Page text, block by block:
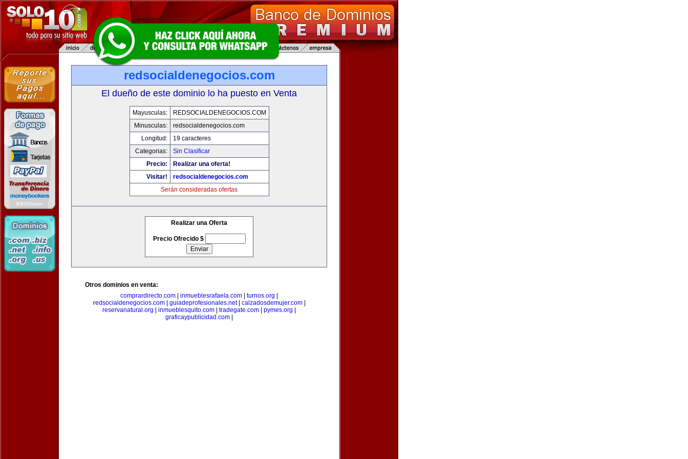
redsocialdenegocios.com
El dueño de este dominio lo ha puesto en Venta
Mayusculas:
REDSOCIALDENEGOCIOS.COM
Minusculas:
redsocialdenegocios.com
Longitud:
19 caracteres
Categorias:
Sin Clasificar
Precio:
Realizar una oferta!
Visitar!
redsocialdenegocios.com
Serán consideradas ofertas
Realizar una Oferta
Precio Ofrecido $
Otros dominios en venta:
comprardirecto.com
inmueblesrafaela.com turnos.org
redsocialdenegocios.com| guiadeprofesionales.net| calzadosdemujer.com|
reservanatural.org
inmueblesquito.com tradegate.com pymes.org
graficaypublicidad.com